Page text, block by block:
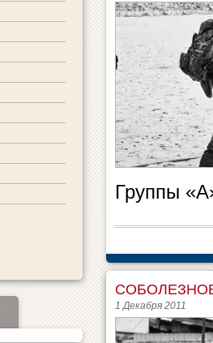
Группы
1 Декабря 2011